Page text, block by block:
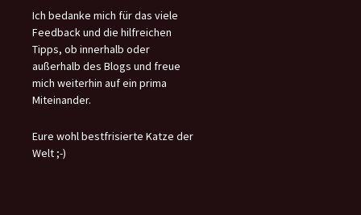
Ich bedanke mich für das viele
Feedback und die hilfreichen
Tipps, ob innerhalb oder
außerhalb des Blogs und freue
mich weiterhin auf ein prima
Miteinander.
Eure wohl bestfrisierte Katze der
Welt ;-)